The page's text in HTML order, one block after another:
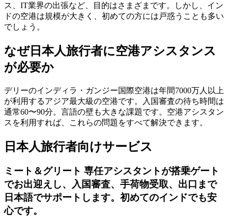
ス、IT業界の出張など、目的はさまざまです。しかし、イン
ドの空港は規模が大きく、初めての方には戸惑うことも多い
でしょう。
なぜ日本人旅行者に空港アシスタンス
が必要か
デリーのインディラ・ガンジー国際空港は年間7000万人以上
が利用するアジア最大級の空港です。入国審査の待ち時間は
通常60〜90分。言語の壁も大きな課題です。空港アシスタン
スを利用すれば、これらの問題をすべて解決できます。
日本人旅行者向けサービス
ミート＆グリート 専任アシスタントが搭乗ゲート
でお出迎えし、入国審査、手荷物受取、出口まで
日本語でサポートします。初めてのインドでも安
心です。